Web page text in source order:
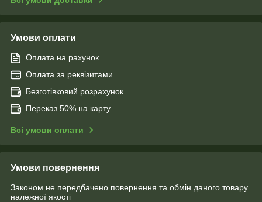
Умови оплати
Оплата на рахунок
Оплата за реквізитами
Безготівковий розрахунок
Переказ 50% на карту
Всі умови оплати
Умови повернення
Законом не передбачено повернення та обмін даного товару
належної якості